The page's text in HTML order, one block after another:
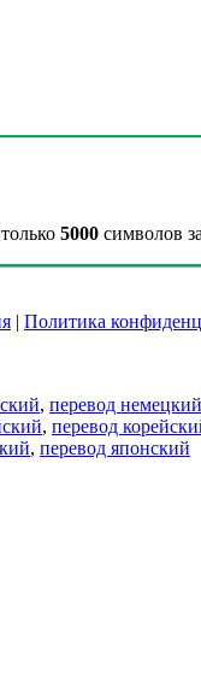
5000 символов
| Политика
, перевод немецкий
, перевод
, перевод японский